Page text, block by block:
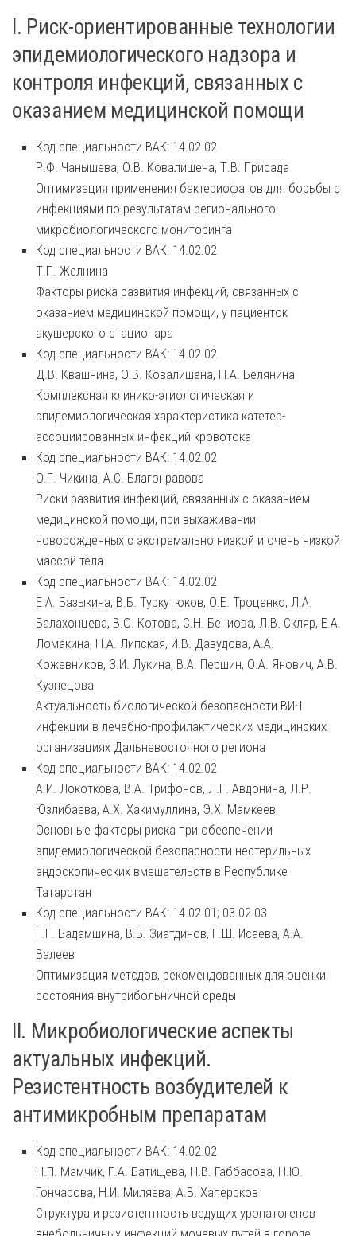
I. Риск-ориентированные технологии
эпидемиологического надзора и
контроля инфекций, связанных с
оказанием медицинской помощи
Код специальности ВАК: 14.02.02
Р.Ф. Чанышева, О.В. Ковалишена, Т.В. Присада
Оптимизация применения бактериофагов для борьбы с
инфекциями по результатам регионального
микробиологического мониторинга
Код специальности ВАК: 14.02.02
Т.П. Желнина
Факторы риска развития инфекций, связанных с
оказанием медицинской помощи, у пациенток
акушерского стационара
Код специальности ВАК: 14.02.02
Д.В. Квашнина, О.В. Ковалишена, Н.А. Белянина
Комплексная клинико-этиологическая и
эпидемиологическая характеристика катетер-
ассоциированных инфекций кровотока
Код специальности ВАК: 14.02.02
О.Г. Чикина, А.С. Благонравова
Риски развития инфекций, связанных с оказанием
медицинской помощи, при выхаживании
новорожденных с экстремально низкой и очень низкой
массой тела
Код специальности ВАК: 14.02.02
Е.А. Базыкина, В.Б. Туркутюков, О.Е. Троценко, Л.А.
Балахонцева, В.О. Котова, С.Н. Бениова, Л.В. Скляр, Е.А.
Ломакина, Н.А. Липская, И.В. Давудова, А.А.
Кожевников, З.И. Лукина, В.А. Першин, О.А. Янович, А.В.
Кузнецова
Актуальность биологической безопасности ВИЧ-
инфекции в лечебно-профилактических медицинских
организациях Дальневосточного региона
Код специальности ВАК: 14.02.02
А.И. Локоткова, В.А. Трифонов, Л.Г. Авдонина, Л.Р.
Юзлибаева, А.Х. Хакимуллина, Э.Х. Мамкеев
Основные факторы риска при обеспечении
эпидемиологической безопасности нестерильных
эндоскопических вмешательств в Республике
Татарстан
Код специальности ВАК: 14.02.01; 03.02.03
Г.Г. Бадамшина, В.Б. Зиатдинов, Г.Ш. Исаева, А.А.
Валеев
Оптимизация методов, рекомендованных для оценки
состояния внутрибольничной среды
II. Микробиологические аспекты
актуальных инфекций.
Резистентность возбудителей к
антимикробным препаратам
Код специальности ВАК: 14.02.02
Н.П. Мамчик, Г.А. Батищева, Н.В. Габбасова, Н.Ю.
Гончарова, Н.И. Миляева, А.В. Хаперсков
Структура и резистентность ведущих уропатогенов